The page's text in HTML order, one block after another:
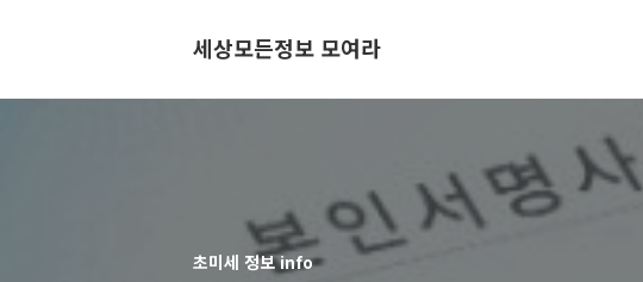
세상모든정보 모여라
초미세 정보 info